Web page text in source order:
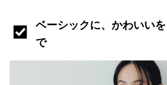
ベーシックに、かわいい
で